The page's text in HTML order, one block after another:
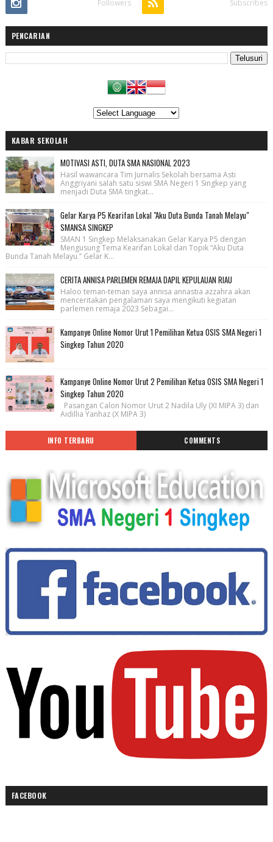
Followers Subscribes
PENCARIAN
KABAR SEKOLAH
MOTIVASI ASTI, DUTA SMA NASIONAL 2023
Hasil wawancara Tim Jurnalis Sekolah bersama Asti
Anggriyani salah satu siswi SMA Negeri 1 Singkep yang
menjadi Duta SMA tingkat...
Gelar Karya P5 Kearifan Lokal "Aku Duta Bunda Tanah Melayu"
SMANSA SINGKEP
SMAN 1 Singkep Melaksanakan Gelar Karya P5 dengan
Mengusung Tema Kearifan Lokal dan Topik “Aku Duta
Bunda Tanah Melayu.” Gelar K...
CERITA ANNISA PARLEMEN REMAJA DAPIL KEPULAUAN RIAU
Haloo teman-teman saya annisa annastia azzahra akan
menceritakan pengalaman saya mengikuti kegiatan
parlemen remaja 2023 Sebagai...
Kampanye Online Nomor Urut 1 Pemilihan Ketua OSIS SMA Negeri 1
Singkep Tahun 2020
Kampanye Online Nomor Urut 2 Pemilihan Ketua OSIS SMA Negeri 1
Singkep Tahun 2020
Pasangan Calon Nomor Urut 2 Nadila Uly (XI MIPA 3) dan
Aidillia Yanhaz (X MIPA 3)
INFO TERBARU COMMENTS
FACEBOOK